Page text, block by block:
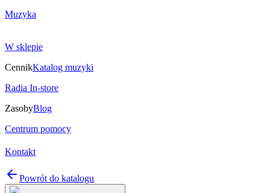
Muzyka
W sklepie
CennikKatalog muzyki
Radia In-store
ZasobyBlog
Centrum pomocy
Kontakt
Powrót do katalogu